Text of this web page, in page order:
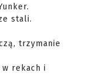
stali.
trzymanie
rekach i